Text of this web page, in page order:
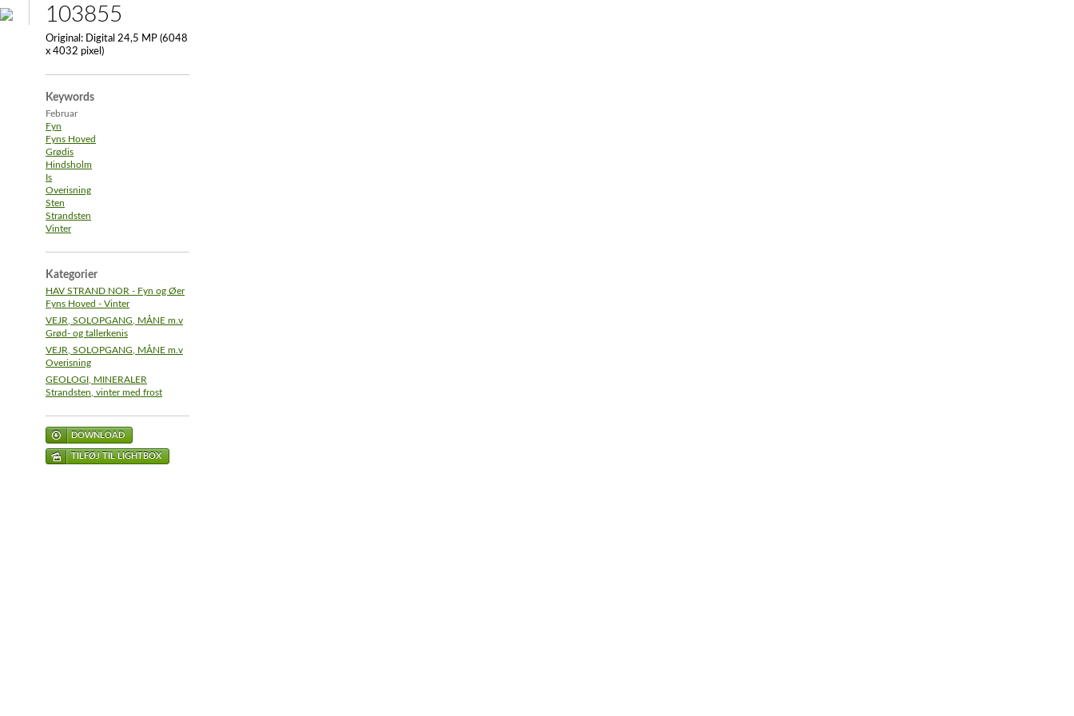
103855
Original: Digital 24,5 MP (6048
x 4032 pixel)
Keywords
Februar
Fyn
Fyns Hoved
Grødis
Hindsholm
Is
Overisning
Sten
Strandsten
Vinter
Kategorier
HAV STRAND NOR - Fyn og Øer
Fyns Hoved - Vinter
VEJR, SOLOPGANG, MÅNE m.v
Grød- og tallerkenis
VEJR, SOLOPGANG, MÅNE m.v
Overisning
GEOLOGI, MINERALER
Strandsten, vinter med frost
DOWNLOAD
TILFØJ TIL LIGHTBOX